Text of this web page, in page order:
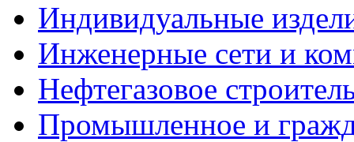
Индивидуальные
Инженерные сети и
Нефтегазовое
Промышленное и